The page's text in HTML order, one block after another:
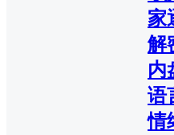
家
解
内
语
情